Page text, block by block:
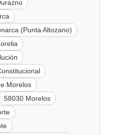
(Punta Altozano)
Morelos
58030 Morelos